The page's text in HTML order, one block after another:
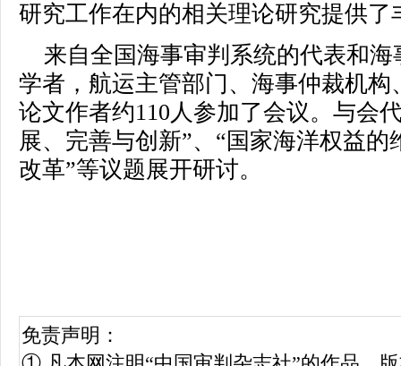
研究工作在内的相关理论研究提供了
来自全国海事审判系统的代表和
学者，航运主管部门、海事仲裁机
论文作者约110人参加了会议。与会
展、完善与创新”、“国家海洋权益
改革”等议题展开研讨。
免责声明：